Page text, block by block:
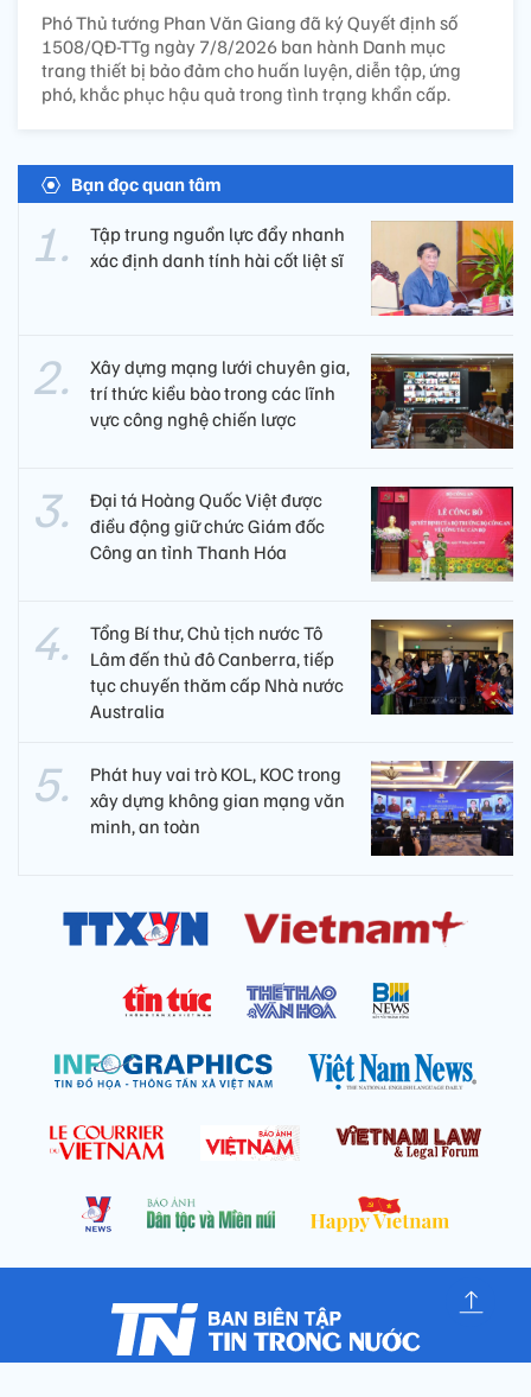
Phó Thủ tướng Phan Văn Giang đã ký Quyết định số
1508/QĐ-TTg ngày 7/8/2026 ban hành Danh mục
trang thiết bị bảo đảm cho huấn luyện, diễn tập, ứng
phó, khắc phục hậu quả trong tình trạng khẩn cấp.
Bạn đọc quan tâm
Tập trung nguồn lực đẩy nhanh
xác định danh tính hài cốt liệt sĩ
Xây dựng mạng lưới chuyên gia,
trí thức kiều bào trong các lĩnh
vực công nghệ chiến lược
Đại tá Hoàng Quốc Việt được
điều động giữ chức Giám đốc
Công an tỉnh Thanh Hóa
Tổng Bí thư, Chủ tịch nước Tô
Lâm đến thủ đô Canberra, tiếp
tục chuyến thăm cấp Nhà nước
Australia
Phát huy vai trò KOL, KOC trong
xây dựng không gian mạng văn
minh, an toàn